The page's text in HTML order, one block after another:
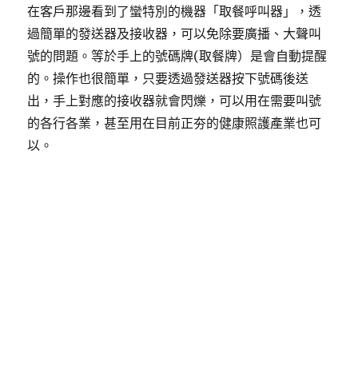
在客戶那邊看到了蠻特別的機器「取餐呼叫器」，透
過簡單的發送器及接收器，可以免除要廣播、大聲叫
號的問題。等於手上的號碼牌(取餐牌）是會自動提醒
的。操作也很簡單，只要透過發送器按下號碼後送
出，手上對應的接收器就會閃爍，可以用在需要叫號
的各行各業，甚至用在目前正夯的健康照護產業也可
以。